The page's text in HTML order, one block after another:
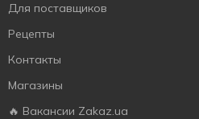
Для поставщиков
Рецепты
Контакты
Магазины
🔥 Вакансии Zakaz.ua